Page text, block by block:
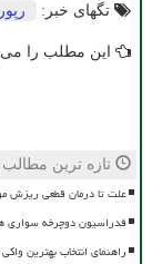
تگهای خبر:
این مطلب را می
تازه ترین
علت تا درمان قطعی ریزش
فدراسیون دوچرخه سواری
راهنمای انتخاب بهترین